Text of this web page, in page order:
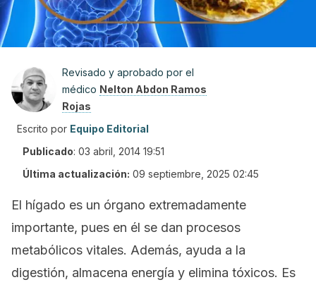
Revisado y aprobado por el
médico Nelton Abdon Ramos
Rojas
Escrito por Equipo Editorial
Publicado: 03 abril, 2014 19:51
Última actualización: 09 septiembre, 2025 02:45
El hígado es un órgano extremadamente
importante, pues en él se dan procesos
metabólicos vitales. Además, ayuda a la
digestión, almacena energía y elimina tóxicos. Es